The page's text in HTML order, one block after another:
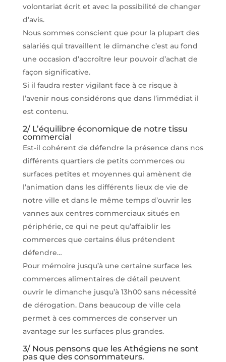
volontariat écrit et avec la possibilité de changer
d’avis.
Nous sommes conscient que pour la plupart des
salariés qui travaillent le dimanche c’est au fond
une occasion d’accroître leur pouvoir d’achat de
façon significative.
Si il faudra rester vigilant face à ce risque à
l’avenir nous considérons que dans l’immédiat il
est contenu.
2/ L’équilibre économique de notre tissu
commercial
Est-il cohérent de défendre la présence dans nos
différents quartiers de petits commerces ou
surfaces petites et moyennes qui amènent de
l’animation dans les différents lieux de vie de
notre ville et dans le même temps d’ouvrir les
vannes aux centres commerciaux situés en
périphérie, ce qui ne peut qu’affaiblir les
commerces que certains élus prétendent
défendre…
Pour mémoire jusqu’à une certaine surface les
commerces alimentaires de détail peuvent
ouvrir le dimanche jusqu’à 13h00 sans nécessité
de dérogation. Dans beaucoup de ville cela
permet à ces commerces de conserver un
avantage sur les surfaces plus grandes.
3/ Nous pensons que les Athégiens ne sont
pas que des consommateurs.